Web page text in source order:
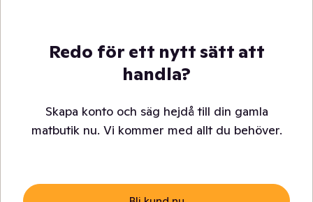
Redo för ett nytt sätt att
handla?
Skapa konto och säg hejdå till din gamla
matbutik nu. Vi kommer med allt du behöver.